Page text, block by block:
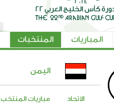
المباريات المنتخبات
اليمن
الاتحاد مباريات المنتخب